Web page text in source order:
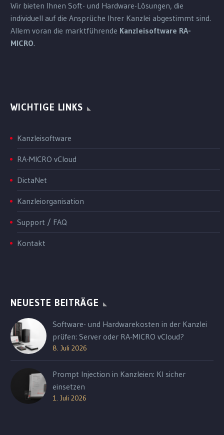
Wir bieten Ihnen Soft- und Hardware-Lösungen, die
individuell auf die Ansprüche Ihrer Kanzlei abgestimmt sind.
Allem voran die marktführende Kanzleisoftware RA-
MICRO.
WICHTIGE LINKS
Kanzleisoftware
RA-MICRO vCloud
DictaNet
Kanzleiorganisation
Support / FAQ
Kontakt
NEUESTE BEITRÄGE
Software- und Hardwarekosten in der Kanzlei
prüfen: Server oder RA-MICRO vCloud?
8. Juli 2026
Prompt Injection in Kanzleien: KI sicher
einsetzen
1. Juli 2026